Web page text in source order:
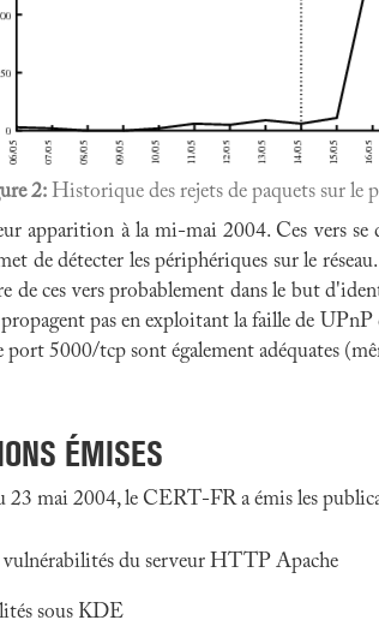
2:Historique des rejets de paquets sur le
apparition à la mi-mai 2004. Ces vers se
de détecter les périphériques sur le
de ces vers probablement dans le but
propagent pas en exploitant la faille de
port 5000/tcp sont également adéquates
ÉMISES
23 mai 2004, le CERT-FR a émis les
du serveur HTTP Apache
sous KDE